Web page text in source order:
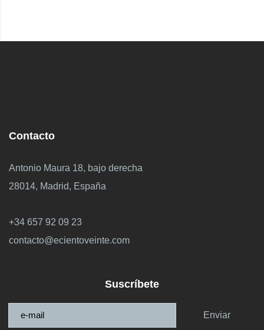
Contacto
Antonio Maura 18, bajo derecha
28014, Madrid, España
+34 657 92 09 23
contacto@ecientoveinte.com
Suscríbete
Enviar